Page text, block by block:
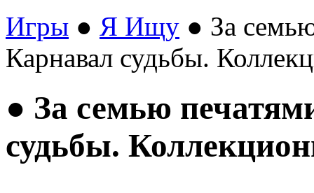
Игры ● Я Ищу ● За
Карнавал судьбы.
● За семью
судьбы.